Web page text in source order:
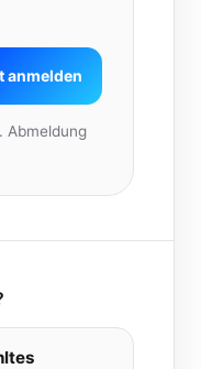
anmelden
Abmeldung